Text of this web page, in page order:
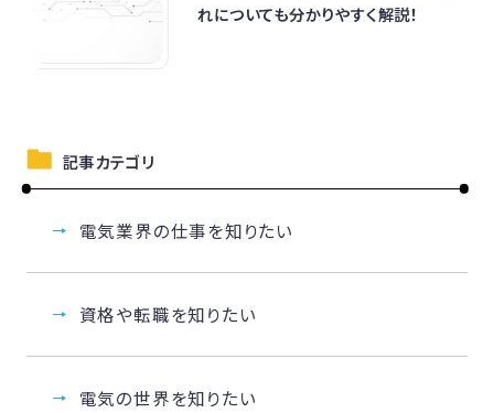
れについても分かりやすく解説！
記事カテゴリ
電気業界の仕事を知りたい
資格や転職を知りたい
電気の世界を知りたい